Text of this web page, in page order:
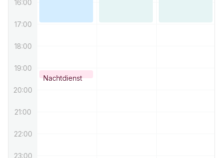
16:00
17:00
18:00
19:00
20:00
21:00
22:00
23:00
Nachtdienst